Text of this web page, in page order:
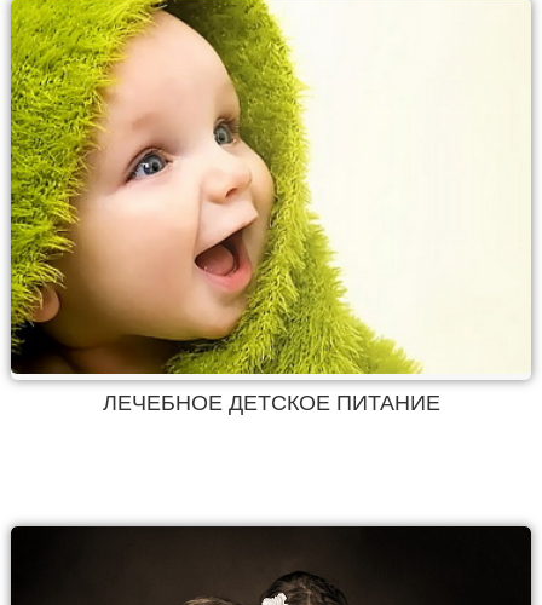
ЛЕЧЕБНОЕ ДЕТСКОЕ ПИТАНИЕ